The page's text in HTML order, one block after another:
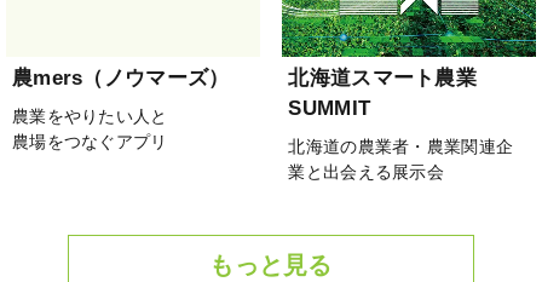
農mers（ノウマーズ）
農業をやりたい人と
農場をつなぐアプリ
北海道スマート農業
SUMMIT
北海道の農業者・農業関連企
業と出会える展示会
もっと見る